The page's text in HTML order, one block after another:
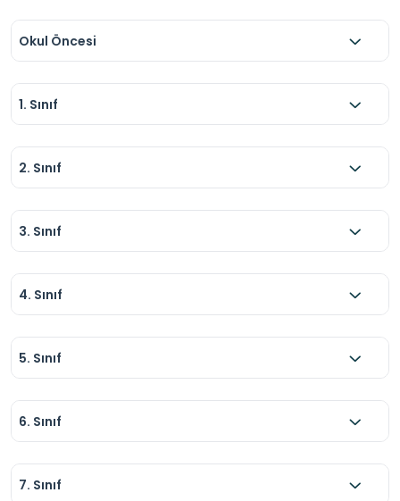
Okul Öncesi
1. Sınıf
2. Sınıf
3. Sınıf
4. Sınıf
5. Sınıf
6. Sınıf
7. Sınıf